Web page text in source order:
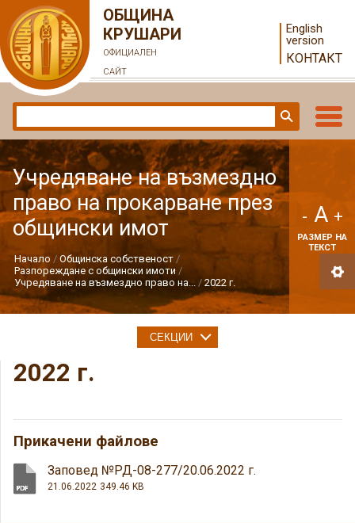
ОБЩИНА
КРУШАРИ
ОФИЦИАЛЕН
САЙТ
English
version
КОНТАКТ
Учредяване на възмездно
право на прокарване през
общински имот
Начало
Общинска собственост
Разпореждане с общински имоти
Учредяване на възмездно право на...
2022 г.
- A +
РАЗМЕР НА
ТЕКСТ
2022 г.
Прикачени файлове
Заповед №РД-08-277/20.06.2022 г.
21.06.2022 349.46 KB
СЕКЦИИ